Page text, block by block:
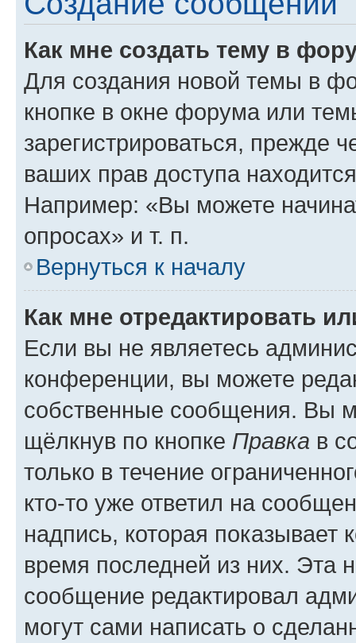
Как мне создать тему в
Для создания новой темы в
кнопке в окне форума или
зарегистрироваться, прежде
ваших прав доступа
Например: «Вы можете
опросах» и т. п.
Вернуться к началу
Как мне отредактировать
Если вы не являетесь
конференции, вы можете
собственные сообщения. Вы
щёлкнув по кнопке Правка в
только в течение
кто-то уже ответил на
надпись, которая показывает
время последней из них. Эта
сообщение редактировал
могут сами написать о